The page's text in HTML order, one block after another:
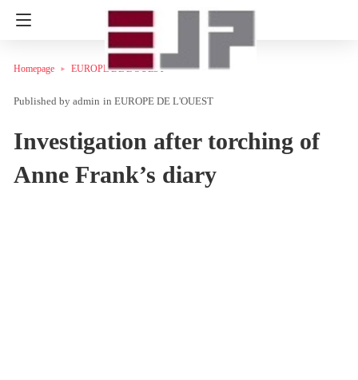
Homepage EUROPE DE L'OUEST
admin in EUROPE DE L'OUEST
Investigation after torching of
Anne Frank’s diary